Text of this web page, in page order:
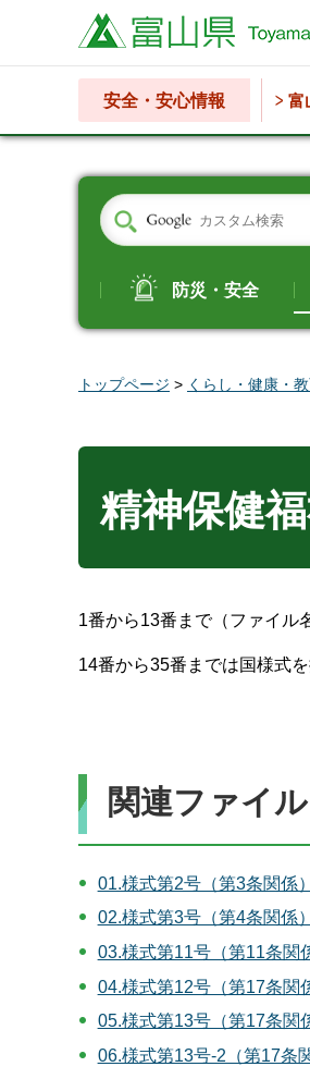
富山県
安全・安心情報 富
防災・安全
トップページ > くらし・健康・
精神保健
1番から13番まで（ファイル
14番から35番までは国様式
関連ファイル
01.様式第2号（第3条関係
02.様式第3号（第4条関係
03.様式第11号（第11条関
04.様式第12号（第17条関
05.様式第13号（第17条関
06.様式第13号-2（第17条